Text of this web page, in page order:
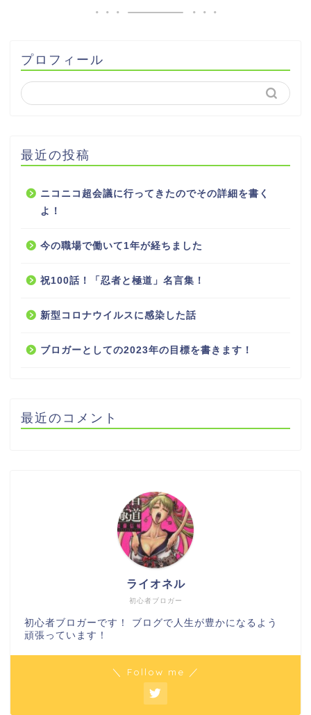
プロフィール
最近の投稿
ニコニコ超会議に行ってきたのでその詳細を書く
よ！
今の職場で働いて1年が経ちました
祝100話！「忍者と極道」名言集！
新型コロナウイルスに感染した話
ブロガーとしての2023年の目標を書きます！
最近のコメント
初心者ブロガー
ライオネル
初心者ブロガーです！ ブログで人生が豊かになるよう
頑張っています！
＼ Follow me ／